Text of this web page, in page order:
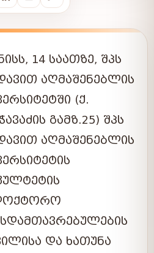
14 ᲡᲐᲐᲗᲖᲔ, ᲨᲞᲡ
ᲐᲦᲛᲐᲨᲔᲜᲔᲑᲚᲘᲡ
(Ქ.
ᲒᲐᲛᲖ.25) ᲨᲞᲡ
ᲐᲦᲛᲐᲨᲔᲜᲔᲑᲚᲘᲡ
ᲓᲐ ᲮᲐᲗᲣᲜᲐ